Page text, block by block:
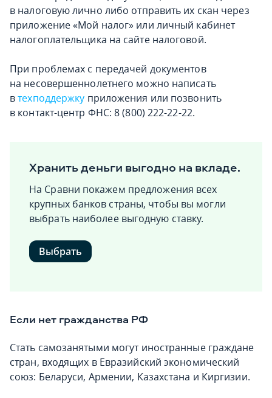
в налоговую лично либо отправить их скан через
приложение «Мой налог» или личный кабинет
налогоплательщика на сайте налоговой.
При проблемах с передачей документов
на несовершеннолетнего можно написать
втехподдержку приложения или позвонить
в контакт-центр ФНС: 8 (800) 222-22-22.
Хранить деньги выгодно на вкладе.
На Сравни покажем предложения всех
крупных банков страны, чтобы вы могли
выбрать наиболее выгодную ставку.
Выбрать
Если нет гражданства РФ
Стать самозанятыми могут иностранные граждане
стран, входящих в Евразийский экономический
союз: Беларуси, Армении, Казахстана и Киргизии.